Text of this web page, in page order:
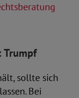
Trumpf
sollte sich
Bei